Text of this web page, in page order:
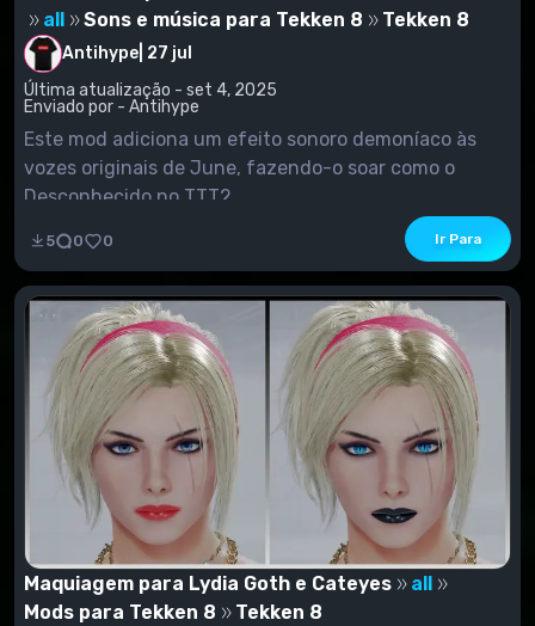
all
Sons e música para Tekken 8 Tekken 8
Antihype 27 jul
Última atualização - set 4, 2025
Enviado por - Antihype
Este mod adiciona um efeito sonoro demoníaco às
vozes originais de June, fazendo-o soar como o
Desconhecido no TTT2.
5 0 0 Ir Para
Maquiagem para Lydia Goth e Cateyes
all
Mods para Tekken 8
Tekken 8